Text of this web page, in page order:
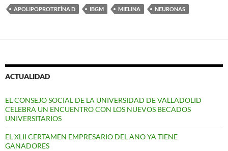
APOLIPOPROTREÍNA D IBGM MIELINA NEURONAS
ACTUALIDAD
EL CONSEJO SOCIAL DE LA UNIVERSIDAD DE VALLADOLID
CELEBRA UN ENCUENTRO CON LOS NUEVOS BECADOS
UNIVERSITARIOS
EL XLII CERTAMEN EMPRESARIO DEL AÑO YA TIENE
GANADORES